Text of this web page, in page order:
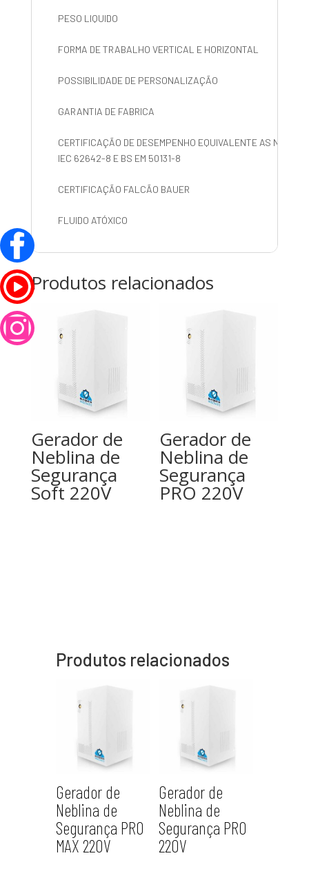
PESO LIQUIDO
FORMA DE TRABALHO VERTICAL E HORIZONTAL
POSSIBILIDADE DE PERSONALIZAÇÃO
GARANTIA DE FABRICA
CERTIFICAÇÃO DE DESEMPENHO EQUIVALENTE AS
IEC 62642-8 E BS EM 50131-8
CERTIFICAÇÃO FALCÃO BAUER
FLUIDO ATÓXICO
Produtos relacionados
Gerador de
Neblina de
Segurança
Soft 220V
Gerador de
Neblina de
Segurança
PRO 220V
Produtos relacionados
Gerador de
Neblina de
Segurança PRO
MAX 220V
Gerador de
Neblina de
Segurança PRO
220V